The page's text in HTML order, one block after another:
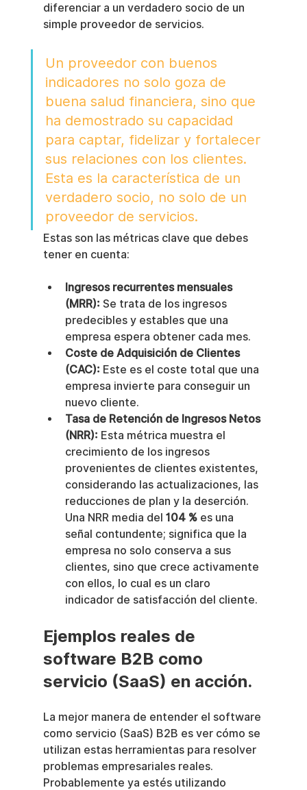
diferenciar a un verdadero socio de un
simple proveedor de servicios.
Un proveedor con buenos
indicadores no solo goza de
buena salud financiera, sino que
ha demostrado su capacidad
para captar, fidelizar y fortalecer
sus relaciones con los clientes.
Esta es la característica de un
verdadero socio, no solo de un
proveedor de servicios.
Estas son las métricas clave que debes
tener en cuenta:
Ingresos recurrentes mensuales
(MRR): Se trata de los ingresos
predecibles y estables que una
empresa espera obtener cada mes.
Coste de Adquisición de Clientes
(CAC): Este es el coste total que una
empresa invierte para conseguir un
nuevo cliente.
Tasa de Retención de Ingresos Netos
(NRR): Esta métrica muestra el
crecimiento de los ingresos
provenientes de clientes existentes,
considerando las actualizaciones, las
reducciones de plan y la deserción.
Una NRR media del 104 % es una
señal contundente; significa que la
empresa no solo conserva a sus
clientes, sino que crece activamente
con ellos, lo cual es un claro
indicador de satisfacción del cliente.
Ejemplos reales de
software B2B como
servicio (SaaS) en acción.
La mejor manera de entender el software
como servicio (SaaS) B2B es ver cómo se
utilizan estas herramientas para resolver
problemas empresariales reales.
Probablemente ya estés utilizando